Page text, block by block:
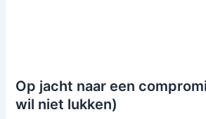
Op jacht naar een
wil niet lukken)